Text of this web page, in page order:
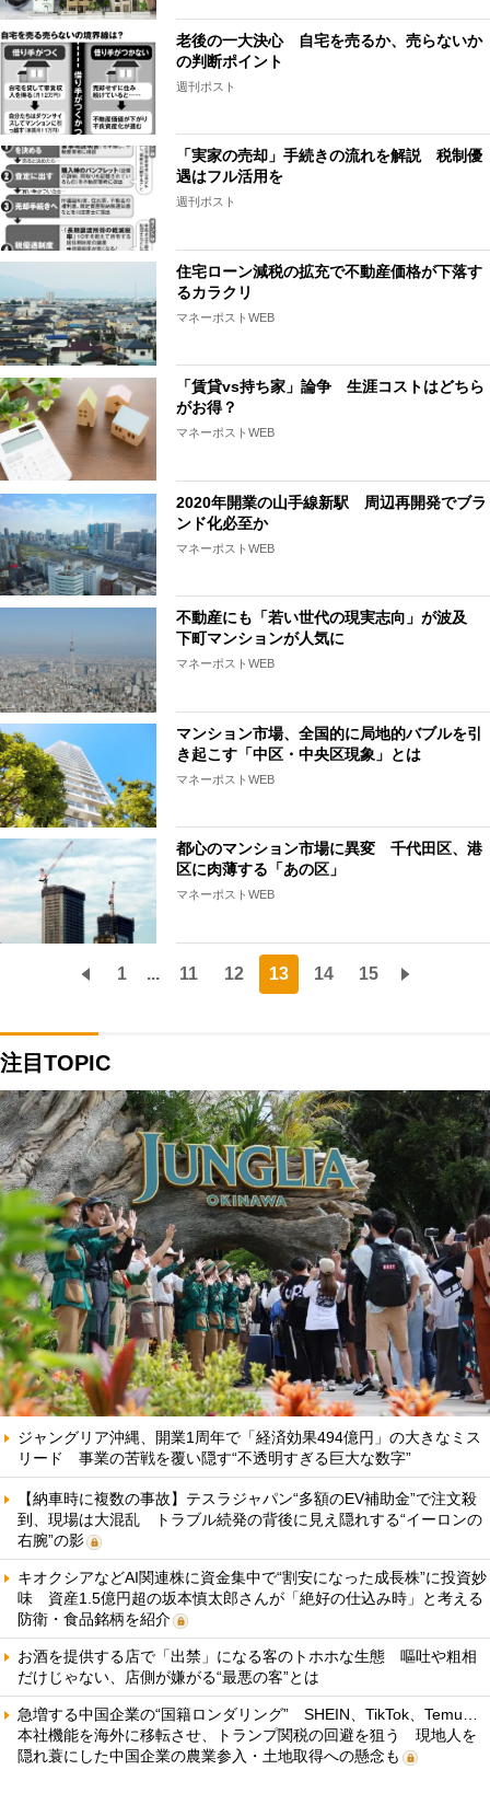
老後の一大決心 自宅を売るか、売らないか
の判断ポイント
週刊ポスト
「実家の売却」手続きの流れを解説 税制優
遇はフル活用を
週刊ポスト
住宅ローン減税の拡充で不動産価格が下落す
るカラクリ
マネーポストWEB
「賃貸vs持ち家」論争 生涯コストはどちら
がお得？
マネーポストWEB
2020年開業の山手線新駅 周辺再開発でブラ
ンド化必至か
マネーポストWEB
不動産にも「若い世代の現実志向」が波及
下町マンションが人気に
マネーポストWEB
マンション市場、全国的に局地的バブルを引
き起こす「中区・中央区現象」とは
マネーポストWEB
都心のマンション市場に異変 千代田区、港
区に肉薄する「あの区」
マネーポストWEB
1 ... 11 12 13 14 15
注目TOPIC
ジャングリア沖縄、開業1周年で「経済効果494億円」の大きなミス
リード 事業の苦戦を覆い隠す“不透明すぎる巨大な数字”
【納車時に複数の事故】テスラジャパン“多額のEV補助金”で注文殺
到、現場は大混乱 トラブル続発の背後に見え隠れする“イーロンの
右腕”の影
キオクシアなどAI関連株に資金集中で“割安になった成長株”に投資妙
味 資産1.5億円超の坂本慎太郎さんが「絶好の仕込み時」と考える
防衛・食品銘柄を紹介
お酒を提供する店で「出禁」になる客のトホホな生態 嘔吐や粗相
だけじゃない、店側が嫌がる“最悪の客”とは
急増する中国企業の“国籍ロンダリング” SHEIN、TikTok、Temu…
本社機能を海外に移転させ、トランプ関税の回避を狙う 現地人を
隠れ蓑にした中国企業の農業参入・土地取得への懸念も